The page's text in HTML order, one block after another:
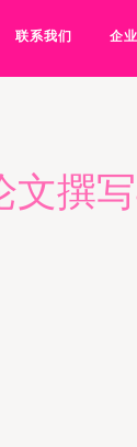
联系我们 企
文撰